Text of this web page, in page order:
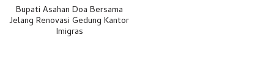
Bupati Asahan Doa Bersama
Jelang Renovasi Gedung Kantor
Imigras